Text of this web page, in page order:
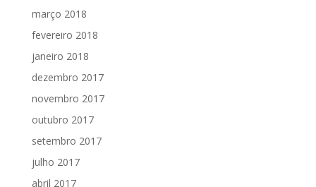
março 2018
fevereiro 2018
janeiro 2018
dezembro 2017
novembro 2017
outubro 2017
setembro 2017
julho 2017
abril 2017